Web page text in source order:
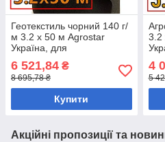
Геотекстиль чорний 140 г/
м 3.2 х 50 м Agrostar
Україна, для
ландшафтного дизайну та
мульчування
6 521,84 ₴
8 695,78 ₴
Купити
3.2
4
5
Акційні пропозиції та